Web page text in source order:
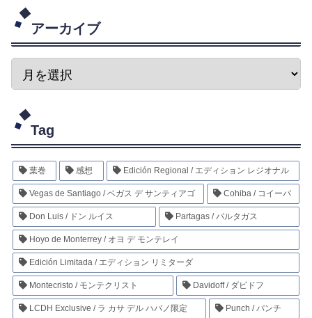
アーカイブ
Tag
葉巻 感想 Edición Regional / エディション レジオナル
Vegas de Santiago / ベガス デ サンティアゴ Cohiba / コイーバ
Don Luis / ドン ルイス Partagas / パルタガス
Hoyo de Monterrey / オヨ デ モンテレイ
Edición Limitada / エディション リミターダ
Montecristo / モンテクリスト Davidoff / ダビドフ
LCDH Exclusive / ラ カサ デル ハバノ限定 Punch / パンチ